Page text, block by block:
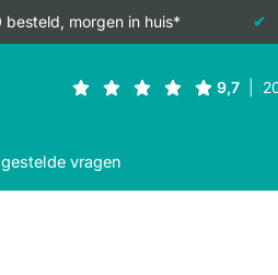
besteld, morgen in huis*
vragen